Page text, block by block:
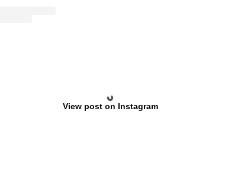
View post on Instagram